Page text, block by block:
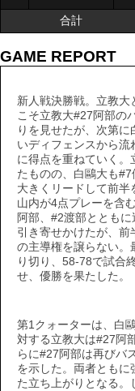
合計
合計
GAME REPORT
新人戦決勝戦。立教大
こそ立教大#27阿部の
りを見せたが、次第
いディフェンスから
に得点を重ねていく。
たものの、白鷗大も#7
大きくリードして前
山内が4点プレーを含
阿部、#2渡部ととも
引き寄せかけたが、前
の主導権を譲らない。
り切り、58-78で試合
せ、優勝を果たした。
第1クォーターは、白
対する立教大は#27阿
らに#27阿部は再びバ
を示した。両者ともに
た立ち上がりとなる